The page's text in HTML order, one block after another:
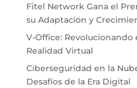
Fitel Network Gana el
su Adaptación y
V-Office: Revolucionando
Realidad Virtual
Ciberseguridad en la
Desafíos de la Era Digital